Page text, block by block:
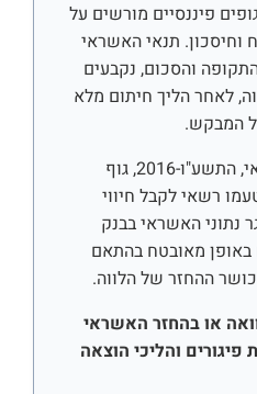
פיננסיים מורשים על
וחיסכון. תנאי האשראי
והסכום, נקבעים
לאחר הליך חיתום מלא
המבקש.
בהתאם לחוק נתוני אשראי, התשע"ו-2016, גוף
רשאי לקבל חיווי
האשראי בבנק
באופן מאובטח בהתאם
ההחזר של הלווה.
או בהחזר האשראי
פיגורים והליכי הוצאה